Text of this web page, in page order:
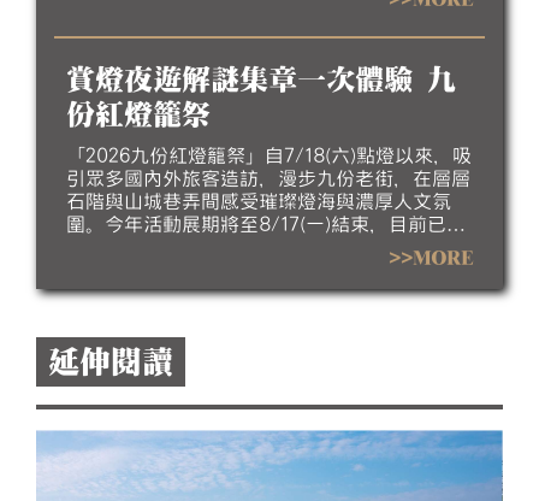
質，邀請民眾今夏走進台中，體驗山海露營的悠
閒與美好。
賞燈夜遊解謎集章一次體驗 九
份紅燈籠祭
「2026九份紅燈籠祭」自7/18(六)點燈以來，吸
引眾多國內外旅客造訪，漫步九份老街，在層層
石階與山城巷弄間感受璀璨燈海與濃厚人文氛
圍。今年活動展期將至8/17(一)結束，目前已進
入倒數階段，誠摯邀請民眾把握暑假最後時光，
走訪九份欣賞夜間燈飾，感受山城夏夜的獨特魅
力。
>>MORE
延伸閱讀